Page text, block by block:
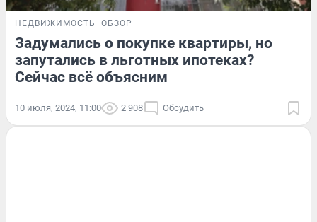
НЕДВИЖИМОСТЬ ОБЗОР
Задумались о покупке квартиры, но
запутались в льготных ипотеках?
Сейчас всё объясним
10 июля, 2024, 11:00 2 908 Обсудить